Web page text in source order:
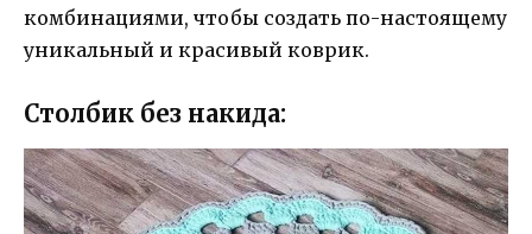
комбинациями, чтобы создать по-настоящему
уникальный и красивый коврик.
Столбик без накида: